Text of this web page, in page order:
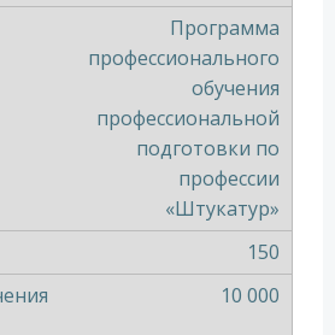
Программа
профессионального
обучения
профессиональной
подготовки по
профессии
«Штукатур»
150
10 000